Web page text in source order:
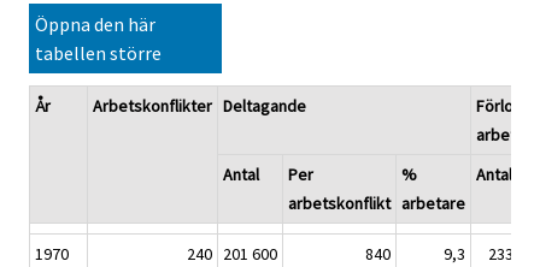
Öppna den här
tabellen större
År Arbetskonflikter Deltagande
Antal
Per
arbetskonflikt
%
arbetare
Antal
1970 240 201 600 840 9,3
233